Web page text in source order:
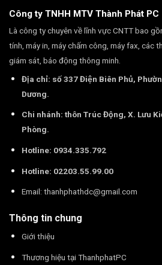
Công ty TNHH MTV Thành Phát PC
Là công ty chuyên về lĩnh vực CNTT bao
tính, máy in, máy chấm công, máy fax, các
giám sát, báo động thông minh.
Địa chỉ: số 337 Điện Biên Phủ,
Dương.
Chi nhánh: thôn Trúc Động, X. Lưu
Phòng.
Hotline: 0934.335.792
Hotline: 02203.55.99.00
Email: thanhphathdc@gmail.com
Thông tin chung
Giới thiệu
Thương hiệu tại ThanhphatPC